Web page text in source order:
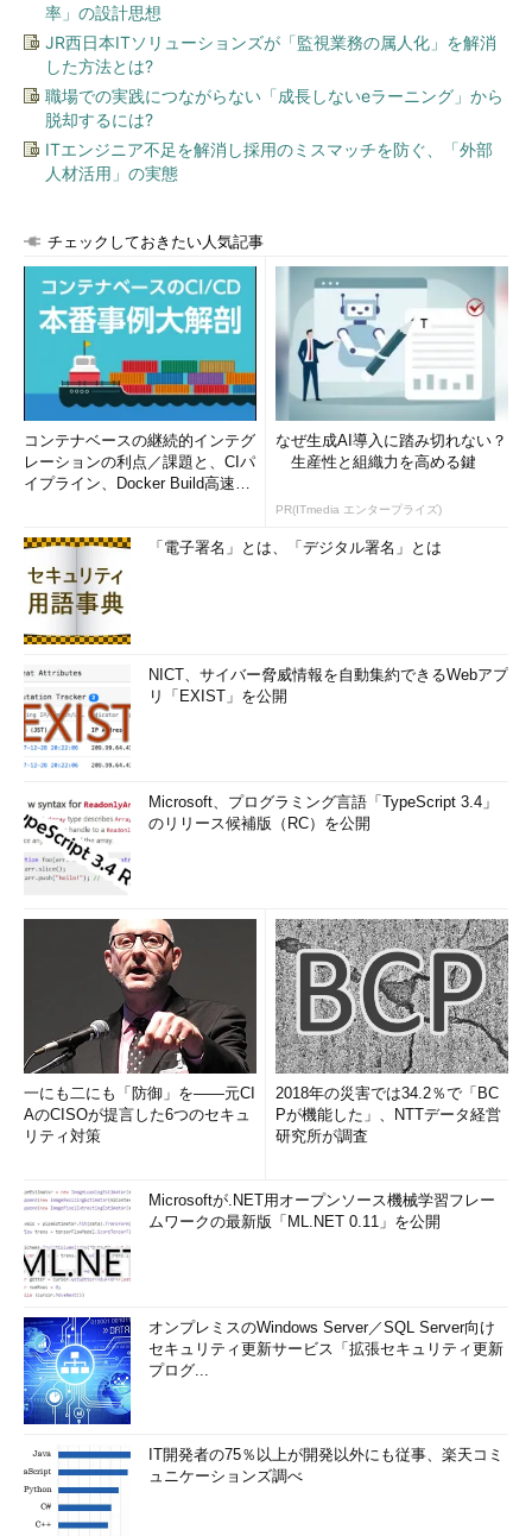
手するアプリをクリックするか、Windows Updateの画面を開け
ば確認できる。
1．Windows 10へのアップグレードの予約
以前は、システムがアップグレードに適しているかどうかチェ
ックされ、適合していればダウンロードを促すボタンを表示する
ようになっていた。だが現在では、システムが適合していれば、
きるようにしている。
2．Windows 10のインストールファイルのダウンロードと展開
システムがアップグレードに適しているかどうかチェックさ
れ、適合していれば、Windows 10のアップグレード用のインス
トールファイルをダウンロードして、「
C:\$WINDOWS.~BT
フォルダーへ展開する。
3．アップグレードスケジュールの予約
アップグレード用イメージの展開が完了したら、ユーザーに対
ぐアップグレード」や「今夜アップグレード」などの選択肢が提
示されるだけでなく、数日以内の任意の時間帯が自動的に予約さ
れていることがある。
予約した時間の1時間前になると、もうすぐアップグレードが
開始されるというカウントダウン画面になり、時間になるとアッ
プグレード作業が始まる。
Windows 10にアップグレードしたくない場合に行うべき作業
としては、次のようなものがあるだろう。
アップグレード予約（Windows 10の入手）のキャンセル
アップグレードスケジュールのキャンセル
「Windows 10入手する」アプリの無効化／削除
ダウンロードされたイメージの削除
以下、各作業の概要を説明していく。
●今後のアップグレードのブロック
ループポリシー設定などで無効化できるので、以下のTIPSを参
考に設定して、システムを再起動しておく。
TIPS「Windows UpdateによるWindows 10へのアップグレ
ードを『ブロック』する方法
これを実行しておかないと、いくらアップグレード予約をキャ
ンセルしても、以後もアップグレードを促す画面がたびたび表示
され続けることになる。特に、毎月第2火曜日の翌日にある月例
の更新プログラムの配布時に、自動的にまた表示されてしまう。
●アップグレード予約（Windows 10の入手）のキャンセル
率」の設計思想
JR西日本ITソリューションズが「監視業務の属人化」を解消
した方法とは?
職場での実践につながらない「成長しないeラーニング」から
脱却するには?
ITエンジニア不足を解消し採用のミスマッチを防ぐ、「外部
人材活用」の実態
チェックしておきたい人気記事
コンテナベースの継続的インテグ
レーションの利点／課題と、CIパ
イプライン、Docker Build高速化
なぜ生成AI導入に踏み切れない？
生産性と組織力を高める鍵
PR(ITmedia エンタープライズ)
「電子署名」とは、「デジタル署名」とは
NICT、サイバー脅威情報を自動集約できるWebアプ
リ「EXIST」を公開
Microsoft、プログラミング言語「TypeScript 3.4」
のリリース候補版（RC）を公開
一にも二にも「防御」を――元CI
AのCISOが提言した6つのセキュ
リティ対策
2018年の災害では34.2％で「BC
Pが機能した」、NTTデータ経営
研究所が調査
Microsoftが.NET用オープンソース機械学習フレー
ムワークの最新版「ML.NET 0.11」を公開
オンプレミスのWindows Server／SQL Server向け
セキュリティ更新サービス「拡張セキュリティ更新
プログ...
IT開発者の75％以上が開発以外にも従事、楽天コミ
ュニケーションズ調べ